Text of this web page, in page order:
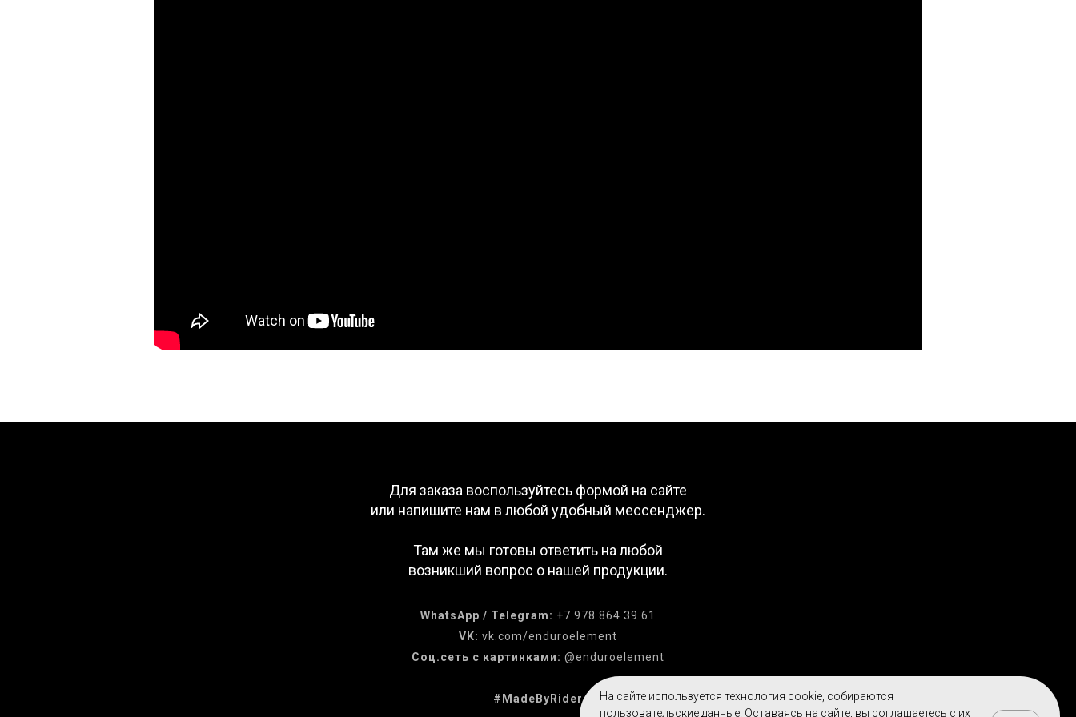
Для заказа воспользуйтесь формой на сайте
или напишите нам в любой удобный мессенджер.
Там же мы готовы ответить на любой
возникший вопрос о нашей продукции.
WhatsApp / Telegram: +7 978 864 39 61
VK: vk.com/enduroelement
Соц.сеть с картинками: @enduroelement
#MadeByRider
На сайте используется технология cookie, собираются
пользовательские данные. Оставаясь на сайте, вы соглашаетесь с их